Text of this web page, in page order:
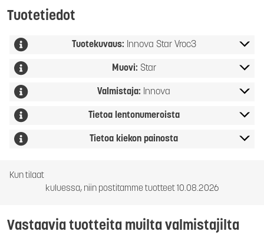
Tuotetiedot
Tuotekuvaus: Innova Star Vroc3
Muovi: Star
Valmistaja: Innova
Tietoa lentonumeroista
Tietoa kiekon painosta
Kun tilaat
kuluessa, niin postitamme tuotteet 10.08.2026
Vastaavia tuotteita muilta valmistajilta